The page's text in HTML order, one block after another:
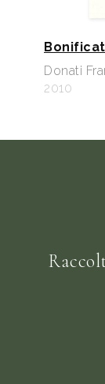
Donati
2010